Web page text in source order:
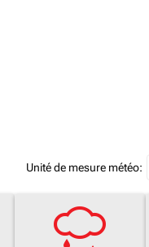
Unité de mesure météo: